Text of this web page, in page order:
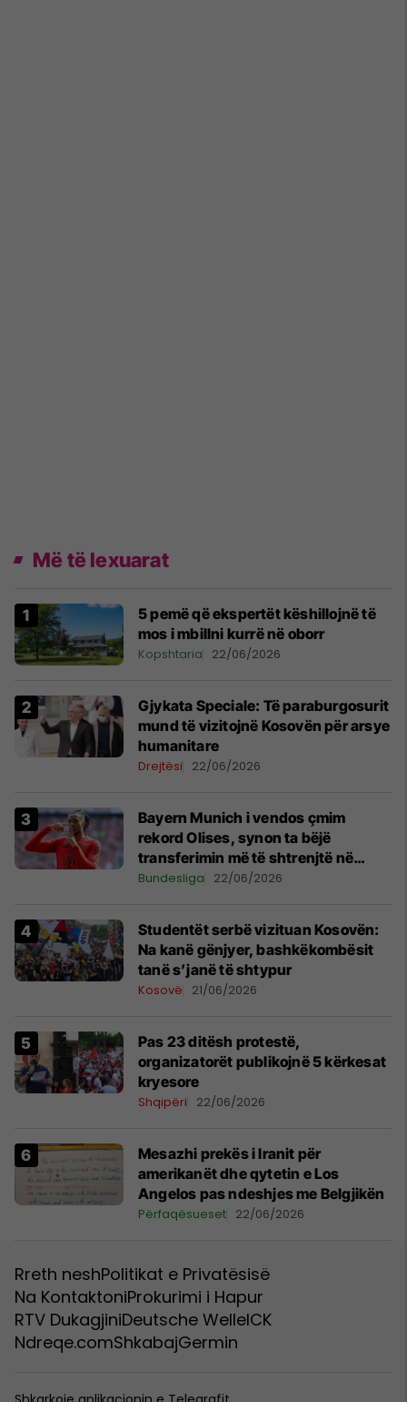
Më të lexuarat
5 pemë që ekspertët këshillojnë të
mos i mbillni kurrë në oborr
Kopshtaria 22/06/2026
​Gjykata Speciale: Të paraburgosurit
mund të vizitojnë Kosovën për arsye
humanitare
Drejtësi 22/06/2026
Bayern Munich i vendos çmim
rekord Olises, synon ta bëjë
transferimin më të shtrenjtë në
histori
Bundesliga 22/06/2026
Studentët serbë vizituan Kosovën:
Na kanë gënjyer, bashkëkombësit
tanë s’janë të shtypur
Kosovë 21/06/2026
Pas 23 ditësh protestë,
organizatorët publikojnë 5 kërkesat
kryesore
Shqipëri 22/06/2026
Mesazhi prekës i Iranit për
amerikanët dhe qytetin e Los
Angelos pas ndeshjes me Belgjikën
Përfaqësueset 22/06/2026
Rreth neshPolitikat e Privatësisë
Na KontaktoniProkurimi i Hapur
RTV DukagjiniDeutsche WelleICK
Ndreqe.comShkabajGermin